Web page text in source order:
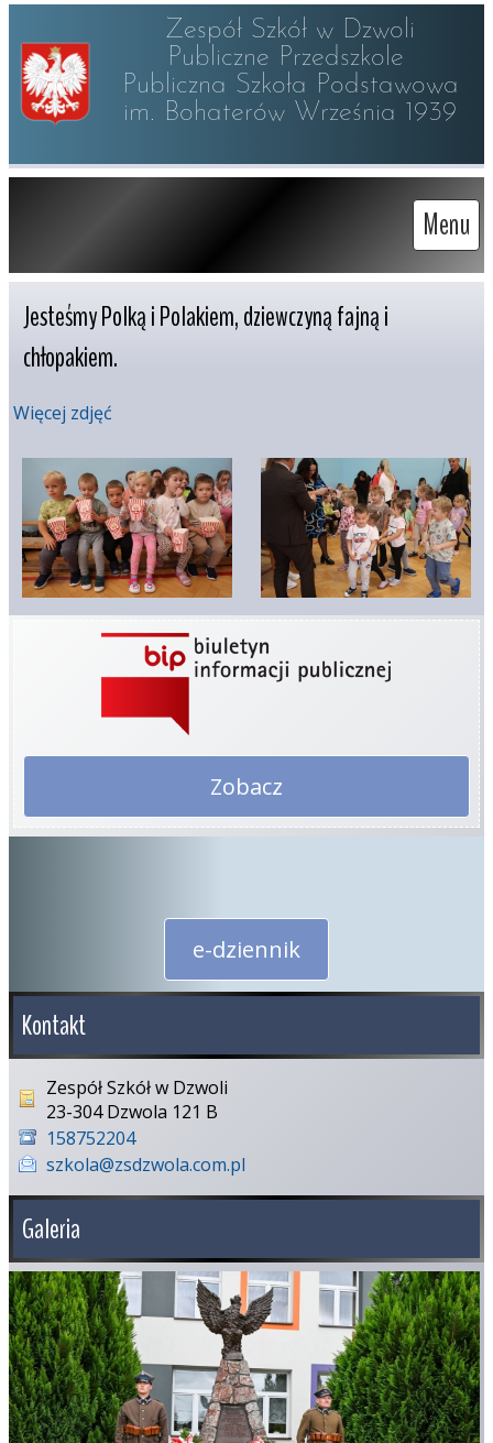
Zespół Szkół w Dzwoli
Publiczne Przedszkole
Publiczna Szkoła Podstawowa
im. Bohaterów Września 1939
Menu
Jesteśmy Polką i Polakiem, dziewczyną fajną i
chłopakiem.
Więcej zdjęć
Zobacz
e-dziennik
Kontakt
Zespół Szkół w Dzwoli
23-304 Dzwola 121 B
158752204
szkola@zsdzwola.com.pl
Galeria